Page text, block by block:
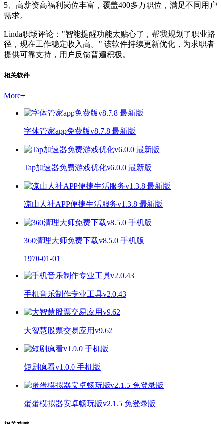
5、高薪资高福利岗位丰富，覆盖400多万职位，满足不同用户
需求。
Linda职场评论："智能提醒功能太贴心了，帮我规划了职业路
径，现在工作稳定收入高。" 该软件持续更新优化，为求职者
提供可靠支持，用户反馈普遍积极。
相关软件
More+
字体管家app免费版v8.7.8 最新版
Tap加速器免费游戏优化v6.0.0 最新版
凉山人社APP便捷生活服务v1.3.8 最新版
360清理大师免费下载v8.5.0 手机版
1970-01-01
手机音乐制作专业工具v2.0.43
大智慧股票交易应用v9.62
短剧疯看v1.0.0 手机版
蛋蛋模拟器安卓畅玩版v2.1.5 免登录版